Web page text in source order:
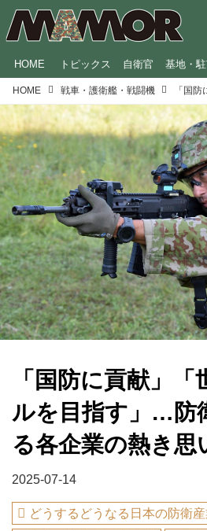
HOME トピックス 自衛官 基地・
HOME 戦車・護衛艦・戦闘機
「国防に貢献」
ルを目指す」…防
る各企業の熱き思
2025-07-14
どうするどうなる日本の防衛産